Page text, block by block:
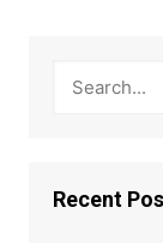
Recent